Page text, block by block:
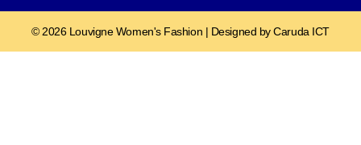
© 2026 Louvigne Women's Fashion | Designed by Caruda ICT